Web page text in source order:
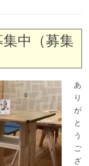
中（募集
あ
り
が
と
う
ご
ざ